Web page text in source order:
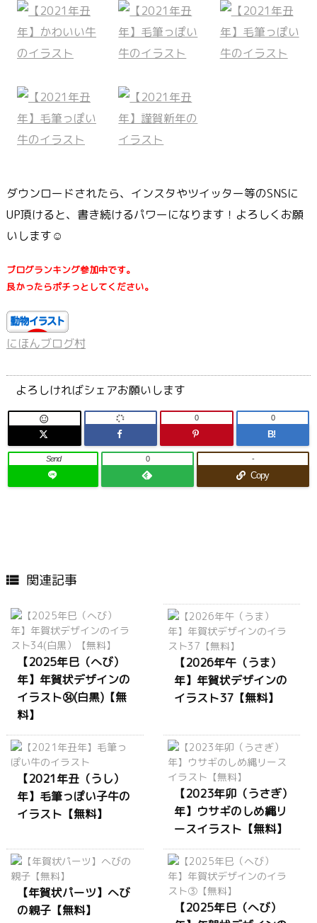
ダウンロードされたら、インスタやツイッター等のSNSに
UP頂けると、書き続けるパワーになります！よろしくお願
いします☺
ブログランキング参加中です。
良かったらポチっとしてください。
にほんブログ村
よろしければシェアお願いします
 0
B!
0
Send 0
Copy
-
 関連記事
【2025年巳（へび）
年】年賀状デザインの
イラスト㉞(白黒)【無
料】
【2026年午（うま）
年】年賀状デザインの
イラスト37【無料】
【2021年丑（うし）
年】毛筆っぽい子牛の
イラスト【無料】
【2023年卯（うさぎ）
年】ウサギのしめ縄リ
ースイラスト【無料】
【年賀状パーツ】へび
の親子【無料】
【2025年巳（へび）